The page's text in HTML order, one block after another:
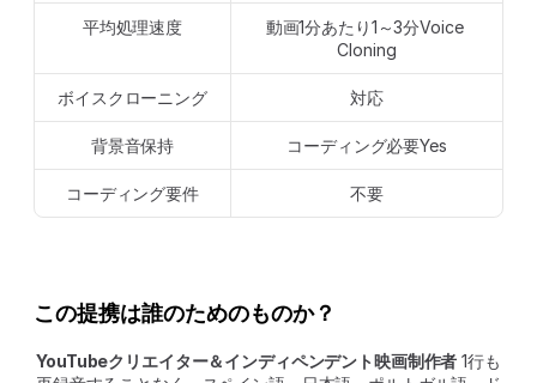
平均処理速度
動画1分あたり1～3分Voice
Cloning
ボイスクローニング 対応
背景音保持 コーディング必要Yes
コーディング要件 不要
この提携は誰のためのものか？
YouTubeクリエイター＆インディペンデント映画制作者 1行も